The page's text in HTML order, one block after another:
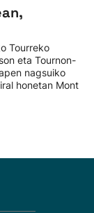
Tourreko
eta Tournon-
nagsuiko
honetan Mont